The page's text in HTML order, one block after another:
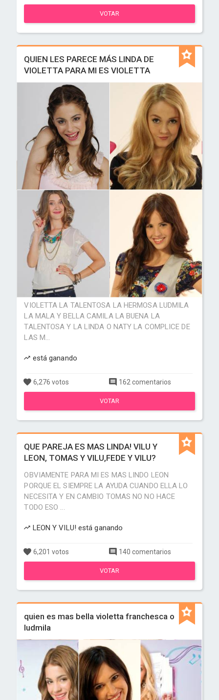
VOTAR
QUIEN LES PARECE MÁS LINDA DE
VIOLETTA PARA MI ES VIOLETTA
VIOLETTA LA TALENTOSA LA HERMOSA LUDMILA
LA MALA Y BELLA CAMILA LA BUENA LA
TALENTOSA Y LA LINDA O NATY LA COMPLICE DE
LAS M...
está ganando
6,276 votos 162 comentarios
VOTAR
QUE PAREJA ES MAS LINDA! VILU Y
LEON, TOMAS Y VILU,FEDE Y VILU?
OBVIAMENTE PARA MI ES MAS LINDO LEON
PORQUE EL SIEMPRE LA AYUDA CUANDO ELLA LO
NECESITA Y EN CAMBIO TOMAS NO NO HACE
TODO ESO ...
LEON Y VILU! está ganando
6,201 votos 140 comentarios
VOTAR
quien es mas bella violetta franchesca o
ludmila